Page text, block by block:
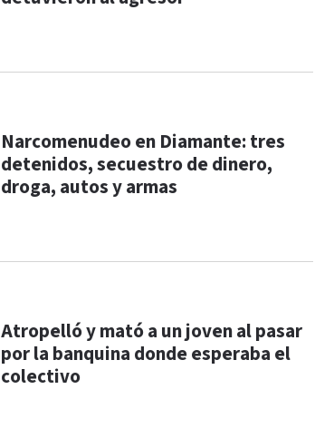
Narcomenudeo en Diamante: tres
detenidos, secuestro de dinero,
droga, autos y armas
Atropelló y mató a un joven al pasar
por la banquina donde esperaba el
colectivo